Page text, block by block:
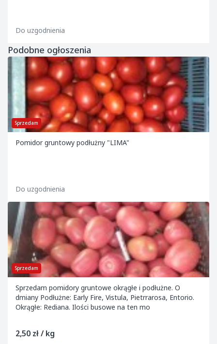
Do uzgodnienia
Podobne ogłoszenia
Sprzedam
Pomidor gruntowy podłużny "LIMA"
Do uzgodnienia
Sprzedam
Sprzedam pomidory gruntowe okrągłe i podłużne. O
dmiany Podłużne: Early Fire, Vistula, Pietrrarosa, Entorio.
Okrągłe: Rediana. Ilości busowe na ten mo
2,50 zł / kg